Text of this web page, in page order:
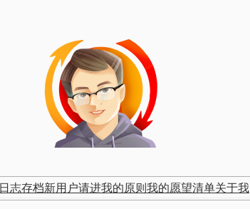
日志存档新用户请进我的原则 我的愿望清单关于我